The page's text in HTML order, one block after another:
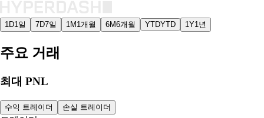
1D1일 7D7일 1M 1개월 6M6개월 YTDYTD 1Y1년
주요 거래
최대 PNL
수익 트레이더 손실 트레이더